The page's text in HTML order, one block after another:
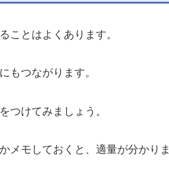
ことはよくあります。
もつながります。
つけてみましょう。
メモしておくと、適量が分かりま